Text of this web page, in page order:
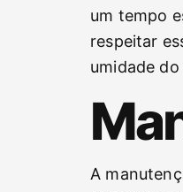
um tempo
respeitar
umidade
A